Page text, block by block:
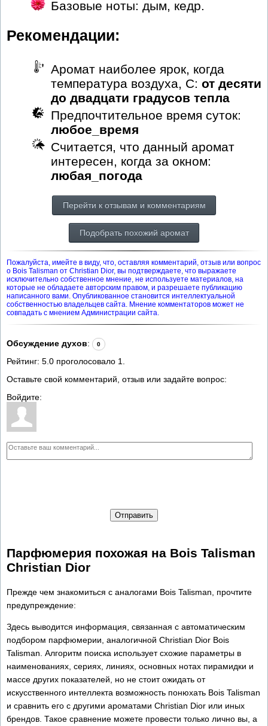
Базовые ноты: дым, кедр.
Рекомендации:
Аромат наиболее ярок, когда
температура воздуха, С: от десяти
до двадцати градусов тепла
Предпочтительное время суток:
любое_время
Считается, что данный аромат
интересен, когда за окном:
любая_погода
Перейти к отзывам и комментариям
Подобрать похожий аромат
Пожалуйста, имейте в виду, что, оставляя комментарий, отзыв или вопрос
о Bois Talisman от Christian Dior, вы подтверждаете, что выражаете
исключительно собственное мнение, не используете материалов, на
которые не обладаете авторским правом, и разрешаете публикацию
написанного вами. Опубликованное становится интеллектуальной
собственностью владельцев сайта. Мнение комментаторов может не
совпадать с мнением Администрации сайта.
Обсуждение духов: 0
Рейтинг: 5.0 проголосовало 1
Оставьте свой комментарий, отзыв или задайте вопрос:
Войдите:
Отправить
Парфюмерия похожая на Bois Talisman
Christian Dior
Прежде чем знакомиться с аналогами Bois Talisman, прочтите
предупреждение:
Здесь выводится информация, связанная с автоматическим
подбором парфюмерии, аналогичной Christian Dior Bois
Talisman. Алгоритм поиска использует схожие параметры в
наименованиях, сериях, линиях, основных нотах пирамидки и
массе других показателей, но не стоит ожидать от
искусственного интеллекта возможность понюхать Bois Talisman
и сравнить его с другими ароматами Christian Dior или иных
брендов. Такое сравнение можете провести только лично вы, а